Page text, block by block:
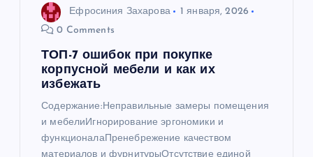
Ефросиния Захарова
1 января, 2026
0 Comments
ТОП-7 ошибок при покупке
корпусной мебели и как их
избежать
Содержание:Неправильные замеры помещения
и мебелиИгнорирование эргономики и
функционалаПренебрежение качеством
материалов и фурнитурыОтсутствие единой